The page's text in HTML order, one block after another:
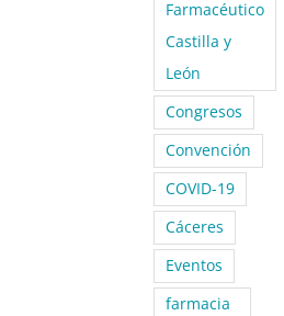
Farmacéutico
Castilla y
León
Congresos
Convención
COVID-19
Cáceres
Eventos
farmacia